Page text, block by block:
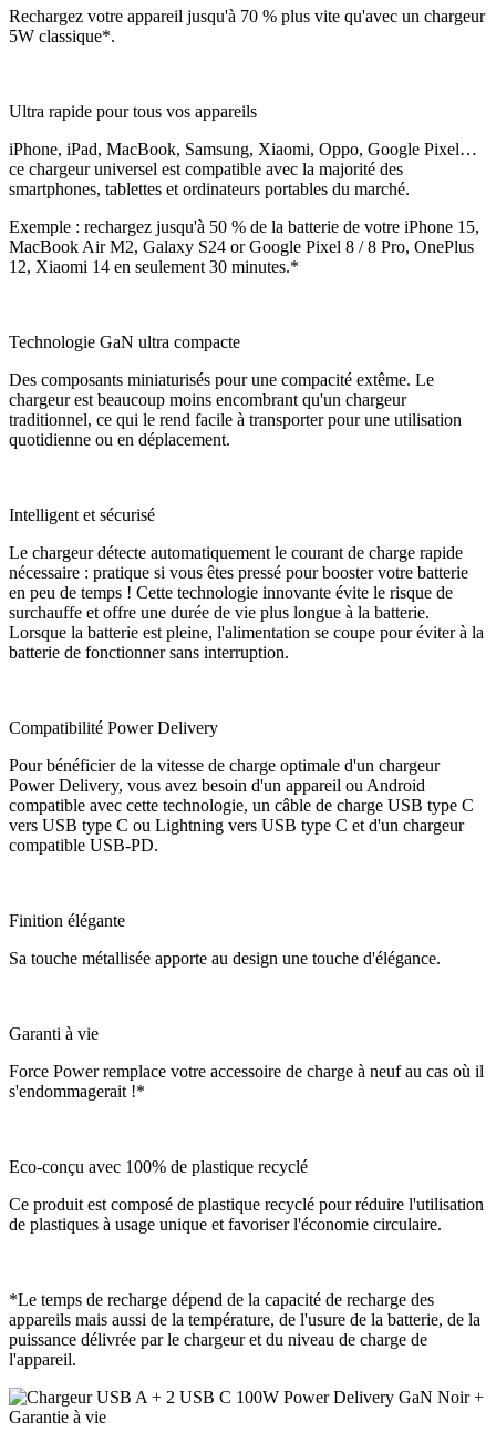
Rechargez votre appareil jusqu'à 70 % plus vite qu'avec un chargeur
5W classique*.
Ultra rapide pour tous vos appareils
iPhone, iPad, MacBook, Samsung, Xiaomi, Oppo, Google Pixel…
ce chargeur universel est compatible avec la majorité des
smartphones, tablettes et ordinateurs portables du marché.
Exemple : rechargez jusqu'à 50 % de la batterie de votre iPhone 15,
MacBook Air M2, Galaxy S24 or Google Pixel 8 / 8 Pro, OnePlus
12, Xiaomi 14 en seulement 30 minutes.*
Technologie GaN ultra compacte
Des composants miniaturisés pour une compacité extême. Le
chargeur est beaucoup moins encombrant qu'un chargeur
traditionnel, ce qui le rend facile à transporter pour une utilisation
quotidienne ou en déplacement.
Intelligent et sécurisé
Le chargeur détecte automatiquement le courant de charge rapide
nécessaire : pratique si vous êtes pressé pour booster votre batterie
en peu de temps ! Cette technologie innovante évite le risque de
surchauffe et offre une durée de vie plus longue à la batterie.
Lorsque la batterie est pleine, l'alimentation se coupe pour éviter à la
batterie de fonctionner sans interruption.
Compatibilité Power Delivery
Pour bénéficier de la vitesse de charge optimale d'un chargeur
Power Delivery, vous avez besoin d'un appareil ou Android
compatible avec cette technologie, un câble de charge USB type C
vers USB type C ou Lightning vers USB type C et d'un chargeur
compatible USB-PD.
Finition élégante
Sa touche métallisée apporte au design une touche d'élégance.
Garanti à vie
Force Power remplace votre accessoire de charge à neuf au cas où il
s'endommagerait !*
Eco-conçu avec 100% de plastique recyclé
Ce produit est composé de plastique recyclé pour réduire l'utilisation
de plastiques à usage unique et favoriser l'économie circulaire.
*Le temps de recharge dépend de la capacité de recharge des
appareils mais aussi de la température, de l'usure de la batterie, de la
puissance délivrée par le chargeur et du niveau de charge de
l'appareil.